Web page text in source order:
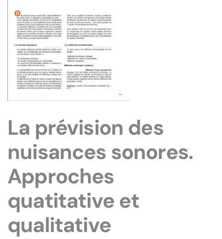
La prévision des
nuisances sonores.
Approches
quatitative et
qualitative